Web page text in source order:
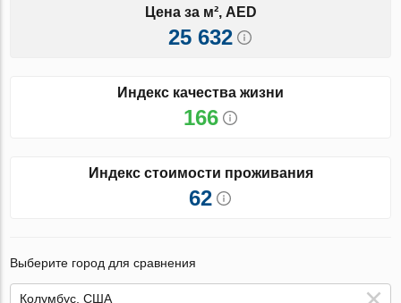
Цена за м², AED
25 632
Индекс качества жизни
166
Индекс стоимости проживания
62
Выберите город для сравнения